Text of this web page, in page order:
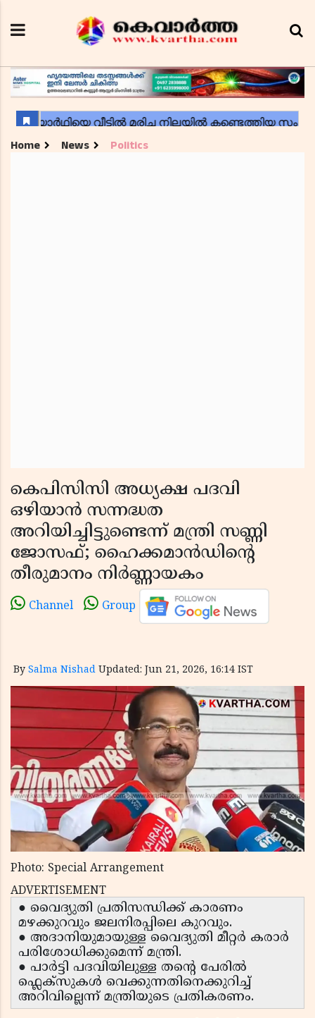
Home News Politics
കെപിസിസി അധ്യക്ഷ പദവി
ഒഴിയാൻ സന്നദ്ധത
അറിയിച്ചിട്ടുണ്ടെന്ന് മന്ത്രി സണ്ണി
ജോസഫ്; ഹൈക്കമാൻഡിൻ്റെ
തീരുമാനം നിർണ്ണായകം
Channel Group
By Salma Nishad Updated: Jun 21, 2026, 16:14 IST
Photo: Special Arrangement
ADVERTISEMENT
● വൈദ്യുതി പ്രതിസന്ധിക്ക് കാരണം
മഴക്കുറവും ജലനിരപ്പിലെ കുറവും.
● അദാനിയുമായുള്ള വൈദ്യുതി മീറ്റർ കരാർ
പരിശോധിക്കുമെന്ന് മന്ത്രി.
● പാർട്ടി പദവിയിലുള്ള തന്റെ പേരിൽ
ഫ്ലെക്സുകൾ വെക്കുന്നതിനെക്കുറിച്ച്
അറിവില്ലെന്ന് മന്ത്രിയുടെ പ്രതികരണം.